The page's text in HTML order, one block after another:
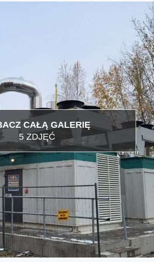
CAŁĄ GALERIĘ
5 ZDJĘĆ